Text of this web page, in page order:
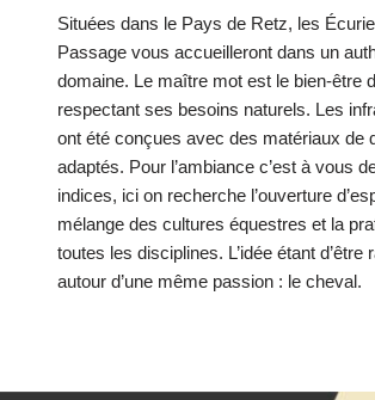
Situées dans le Pays de Retz, les
Passage vous accueilleront dans un
domaine. Le maître mot est le bien-être
respectant ses besoins naturels. Les
ont été conçues avec des matériaux de
adaptés. Pour l’ambiance c’est à vous
indices, ici on recherche l’ouverture
mélange des cultures équestres et la
toutes les disciplines. L’idée étant d’être
autour d’une même passion : le cheval.